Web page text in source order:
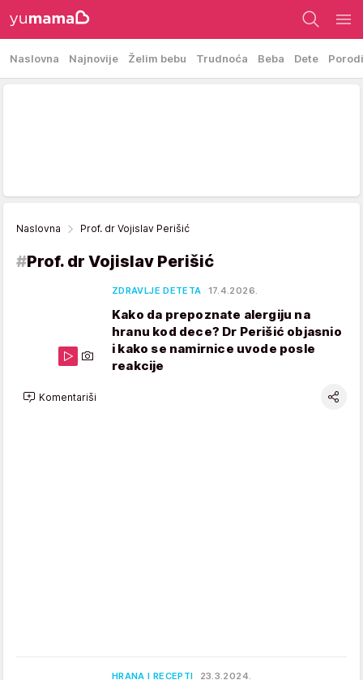
Naslovna Najnovije Želim bebu Trudnoća Beba Dete
Naslovna Prof. dr Vojislav Perišić
#Prof. dr Vojislav Perišić
ZDRAVLJE DETETA 17.4.2026.
Kako da prepoznate alergiju na
hranu kod dece? Dr Perišić objasnio
i kako se namirnice uvode posle
reakcije
Komentariši
HRANA I RECEPTI 23.3.2024.